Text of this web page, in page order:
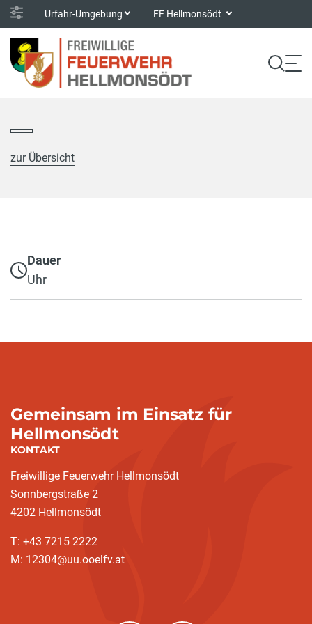
Urfahr-Umgebung FF Hellmonsödt
zur Übersicht
Dauer
Uhr
Gemeinsam im Einsatz für
Hellmonsödt
KONTAKT
Freiwillige Feuerwehr Hellmonsödt
Sonnbergstraße 2
4202 Hellmonsödt
T: +43 7215 2222
M: 12304@uu.ooelfv.at